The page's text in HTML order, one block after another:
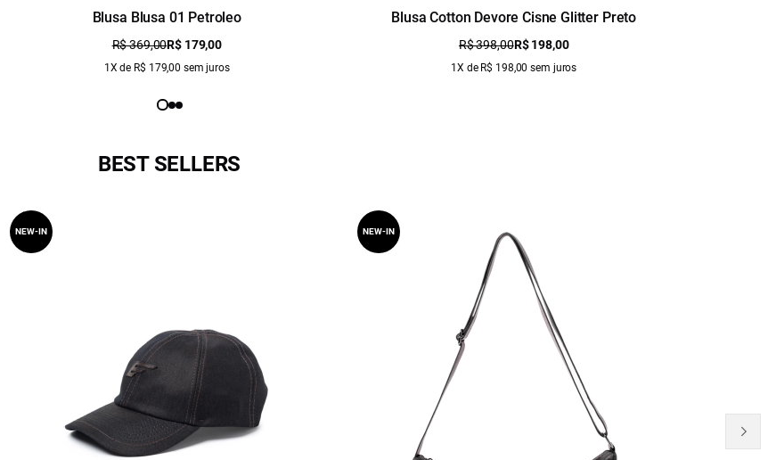
Blusa Blusa 01 Petroleo
R$ 369,00R$ 179,00
1X de R$ 179,00 sem juros
Blusa Cotton Devore Cisne Glitter Preto
R$ 398,00R$ 198,00
1X de R$ 198,00 sem juros
BEST SELLERS
NEW-IN NEW-IN